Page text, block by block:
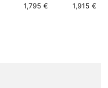
1,795 € 1,915 €